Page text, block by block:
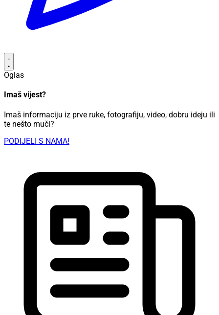
Oglas
Imaš vijest?
Imaš informaciju iz prve ruke, fotografiju, video, dobru ideju ili
te nešto muči?
PODIJELI S NAMA!